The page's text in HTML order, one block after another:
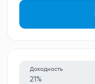
Доходность
21%